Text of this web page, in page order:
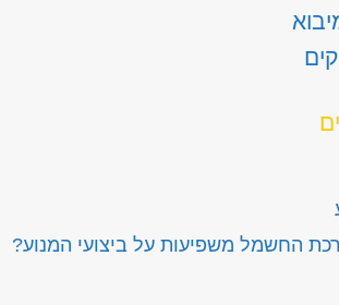
החשמל משפיעות על ביצועי המנוע?